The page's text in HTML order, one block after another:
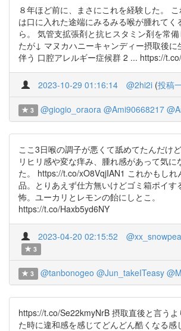
８年ほど前に、まさにこれを経験した。
は口に入れた途端にみるみる喉が腫れてく
ら。 気管支拡張剤と抗ヒスタミン剤を常
たが↓ マヌカハニーキャンディー摂取後に
伴う 口腔アレルギー症候群 2 ... https://
2023-10-29 01:16:14 @2hi2i (投稿
3 @giogio_oraora @Ami90668217
ここ3日喉の調子が悪くて舐めてたんだけ
リヒリ感や変な痒み、腫れ感があって気に
た。 https://t.co/xO8VqjIAN1 これかもしれ
品。とりあえず仕方無いけどゴミ箱ポイす
怖。ユーカリとレモンの飴にしとこ。
https://t.co/Haxb5yd6NY
2023-04-20 02:15:52
3
3 @tanbonogeo @Jun_takeITeasy
https://t.co/Se22kmyNrB 摂取直後と言う
た時に違和感を感じてどんどん酷くなる感